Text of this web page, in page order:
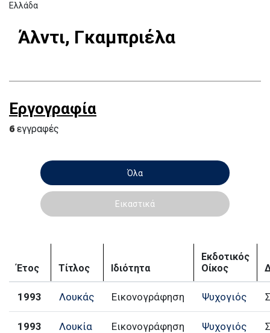
Ελλάδα
Άλντι, Γκαμπριέλα
Εργογραφία
6 εγγραφές
Όλα
Εικαστικά
Έτος Τίτλος Ιδιότητα
Εκδοτικός
Οίκος
1993 Λουκάς Εικονογράφηση Ψυχογιός
1993 Λουκία Εικονογράφηση Ψυχογιός